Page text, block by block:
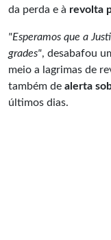
da perda e à revolta
"Esperamos que a
grades", desabafou
meio a lagrimas de
também de alerta
últimos dias.